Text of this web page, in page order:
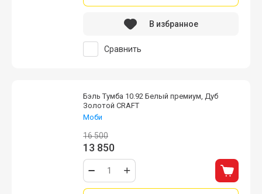
Сравнить
В избранное
Бэль Тумба 10.92 Белый премиум, Дуб
Золотой CRAFT
Моби
16 500
13 850